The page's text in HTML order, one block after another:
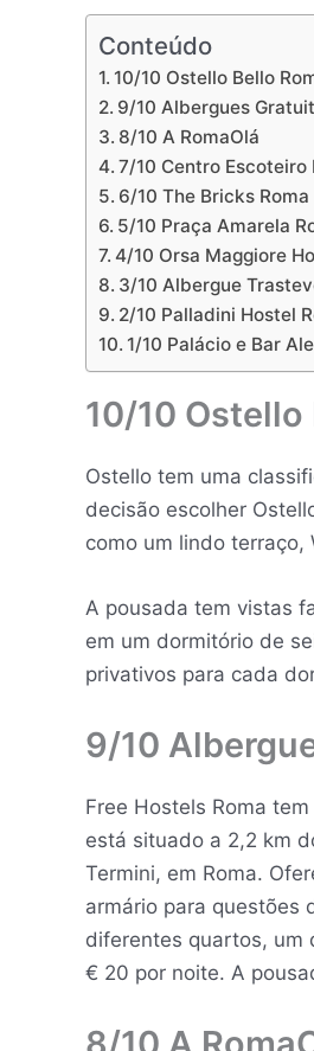
Conteúdo
10/10 Ostello Bello
9/10 Albergues
8/10 A RomaOlá
7/10 Centro Escoteiro
6/10 The Bricks Roma
5/10 Praça Amarela
4/10 Orsa Maggiore
3/10 Albergue
2/10 Palladini Hostel
1/10 Palácio e Bar
10/10 Ostello
Ostello tem uma
decisão escolher
como um lindo terraço,
A pousada tem vistas
em um dormitório de
privativos para cada
9/10
Free Hostels Roma
está situado a 2,2 km
Termini, em Roma.
armário para questões
diferentes quartos, um
€ 20 por noite. A